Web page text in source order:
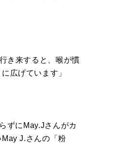
き来すると、喉が慣
広げています」
ずに May.Jさんがカ
May J. さんの「粉